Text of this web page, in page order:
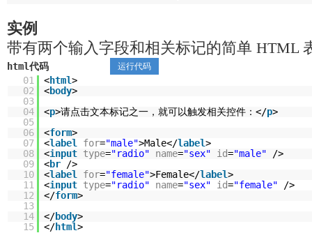
实例
带有两个输入字段和相关标记的简单 HTML
html代码 运行代码
01 <html>
02
<body>
03
04
<p>请点击文本标记之一，就可以触发相关控件：</p>
05
06
<form>
07
<label for="male">Male</label>
08
<input type="radio" name="sex" id="male"
/>
09
<br
/>
10
<label for="female">Female</label>
11
<input type="radio" name="sex" id="female"
/>
12
</form>
13
14
</body>
15
</html>